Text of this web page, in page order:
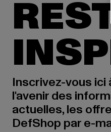
Inscrivez-vous
l'avenir des
actuelles, les
DefShop par e-